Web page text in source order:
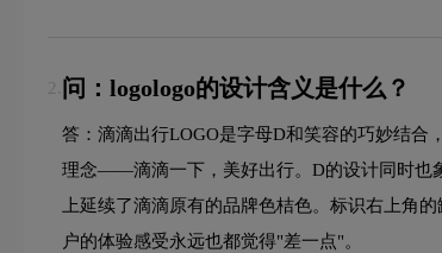
2. 问：logologo的设计含义是什么？
答：滴滴出行LOGO是字母D和笑容的巧妙结合
理念——滴滴一下，美好出行。D的设计同时也
上延续了滴滴原有的品牌色桔色。标识右上角
户的体验感受永远也都觉得"差一点"。